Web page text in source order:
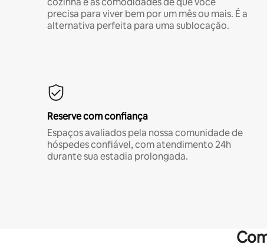
precisa para viver bem por um mês ou mais. É a
alternativa perfeita para uma sublocação.
Reserve com confiança
Espaços avaliados pela nossa comunidade de
hóspedes confiável, com atendimento 24h
durante sua estadia prolongada.